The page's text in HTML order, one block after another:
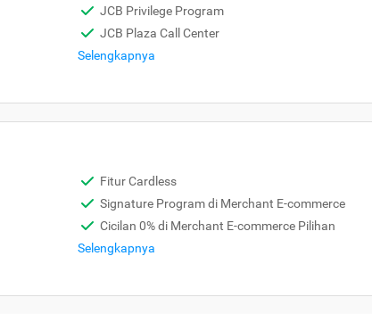
JCB Privilege Program
JCB Plaza Call Center
Selengkapnya
Fitur Cardless
Signature Program di Merchant E-commerce
Cicilan 0% di Merchant E-commerce Pilihan
Selengkapnya